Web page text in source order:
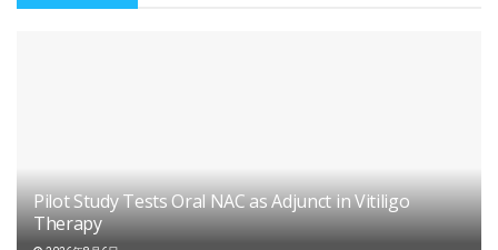
Pilot Study Tests Oral NAC as Adjunct in Vitiligo
Therapy